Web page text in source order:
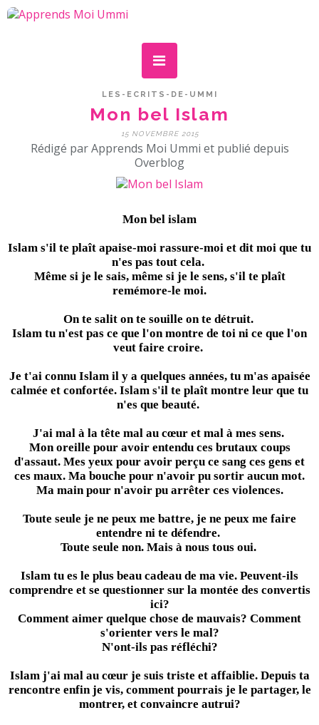
LES-ECRITS-DE-UMMI
Mon bel Islam
15 NOVEMBRE 2015
Rédigé par Apprends Moi Ummi et publié depuis
Overblog
Mon bel islam
Islam s'il te plaît apaise-moi rassure-moi et dit moi que tu
n'es pas tout cela.
Même si je le sais, même si je le sens, s'il te plaît
remémore-le moi.
On te salit on te souille on te détruit.
Islam tu n'est pas ce que l'on montre de toi ni ce que l'on
veut faire croire.
Je t'ai connu Islam il y a quelques années, tu m'as apaisée
calmée et confortée. Islam s'il te plaît montre leur que tu
n'es que beauté.
J'ai mal à la tête mal au cœur et mal à mes sens.
Mon oreille pour avoir entendu ces brutaux coups
d'assaut. Mes yeux pour avoir perçu ce sang ces gens et
ces maux. Ma bouche pour n'avoir pu sortir aucun mot.
Ma main pour n'avoir pu arrêter ces violences.
Toute seule je ne peux me battre, je ne peux me faire
entendre ni te défendre.
Toute seule non. Mais à nous tous oui.
Islam tu es le plus beau cadeau de ma vie. Peuvent-ils
comprendre et se questionner sur la montée des convertis
ici?
Comment aimer quelque chose de mauvais? Comment
s'orienter vers le mal?
N'ont-ils pas réfléchi?
Islam j'ai mal au cœur je suis triste et affaiblie. Depuis ta
rencontre enfin je vis, comment pourrais je le partager, le
montrer, et convaincre autrui?